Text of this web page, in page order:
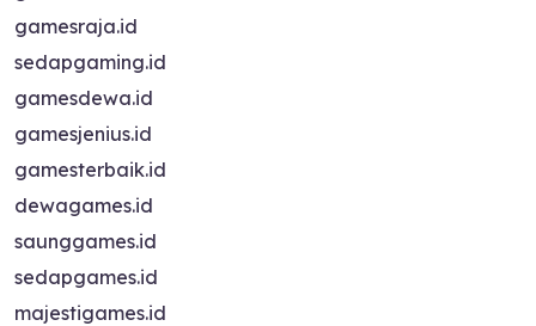
gamesraja.id
sedapgaming.id
gamesdewa.id
gamesjenius.id
gamesterbaik.id
dewagames.id
saunggames.id
sedapgames.id
majestigames.id